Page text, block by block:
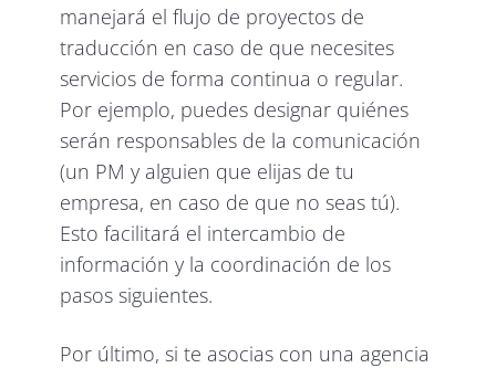
manejará el flujo de proyectos de
traducción en caso de que necesites
servicios de forma continua o regular.
Por ejemplo, puedes designar quiénes
serán responsables de la comunicación
(un PM y alguien que elijas de tu
empresa, en caso de que no seas tú).
Esto facilitará el intercambio de
información y la coordinación de los
pasos siguientes.
Por último, si te asocias con una agencia